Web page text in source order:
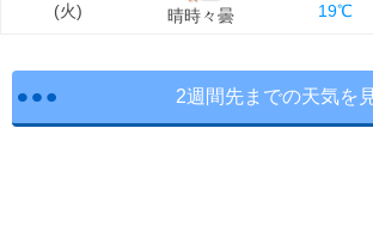
(火) 晴時々曇
19℃
2週間先までの天気を